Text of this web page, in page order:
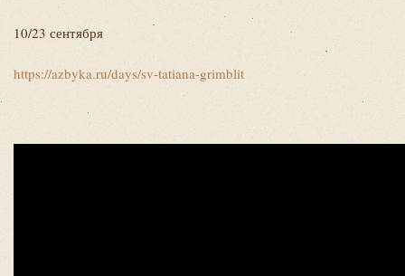
10/23 сентября
https://azbyka.ru/days/sv-tatiana-grimblit